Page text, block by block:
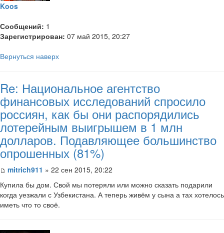
Koos
Сообщений: 1
Зарегистрирован: 07 май 2015, 20:27
Вернуться наверх
Re: Национальное агентство
финансовых исследований спросило
россиян, как бы они распорядились
лотерейным выигрышем в 1 млн
долларов. Подавляющее большинство
опрошенных (81%)
mitrich911 » 22 сен 2015, 20:22
Купила бы дом. Свой мы потеряли или можно сказать подарили
когда уезжали с Узбекистана. А теперь живём у сына а тах хотелось
иметь что то своё.